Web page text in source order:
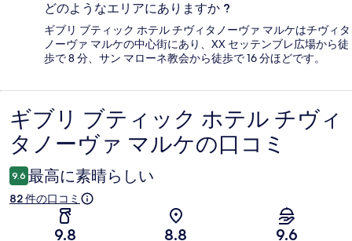
どのようなエリアにありますか ?
ギブリ ブティック ホテル チヴィタノーヴァ マルケはチヴィタ
ノーヴァ マルケの中心街にあり、XX セッテンブレ広場から徒
歩で 8 分、サン マローネ教会から徒歩で 16 分ほどです。
口
コ
ミ
ギブリ ブティック ホテル チヴィ
タノーヴァ マルケの口コミ
9.6 最高に素晴らしい
82 件の口コミ
9.8 8.8 9.6